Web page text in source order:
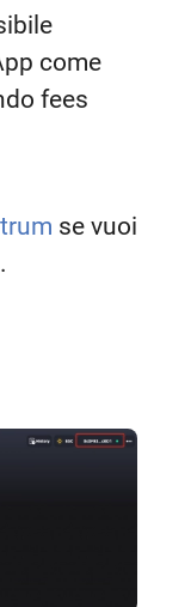
come
fees
se vuoi